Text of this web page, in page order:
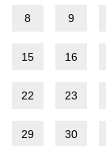
8 9
15 16
22 23
29 30